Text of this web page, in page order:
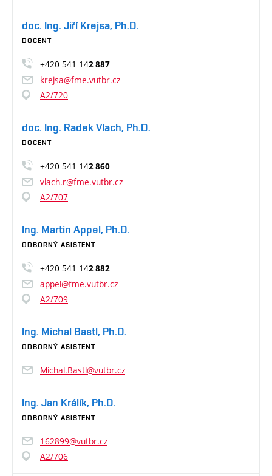
doc. Ing. Jiří Krejsa, Ph.D.
DOCENT
+420 541 142 887
krejsa@fme.vutbr.cz
A2/720
doc. Ing. Radek Vlach, Ph.D.
DOCENT
+420 541 142 860
vlach.r@fme.vutbr.cz
A2/707
Ing. Martin Appel, Ph.D.
ODBORNÝ ASISTENT
+420 541 142 882
appel@fme.vutbr.cz
A2/709
Ing. Michal Bastl, Ph.D.
ODBORNÝ ASISTENT
Michal.Bastl@vutbr.cz
Ing. Jan Králík, Ph.D.
ODBORNÝ ASISTENT
162899@vutbr.cz
A2/706